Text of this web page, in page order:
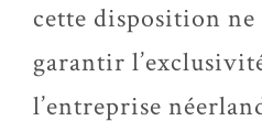
cette disposition
garantir
l’entreprise